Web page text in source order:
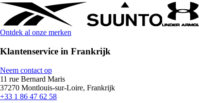
Ontdek al onze merken
Klantenservice in Frankrijk
Neem contact op
11 rue Bernard Maris
37270 Montlouis-sur-Loire, Frankrijk
+33 1 86 47 62 58